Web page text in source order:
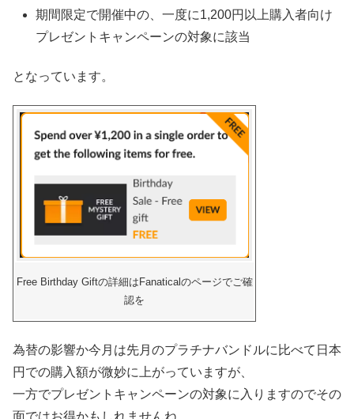
期間限定で開催中の、一度に1,200円以上購入者向け
プレゼントキャンペーンの対象に該当
となっています。
Free Birthday Giftの詳細はFanaticalのページでご確
認を
為替の影響か今月は先月のプラチナバンドルに比べて日本
円での購入額が微妙に上がっていますが、
一方でプレゼントキャンペーンの対象に入りますのでその